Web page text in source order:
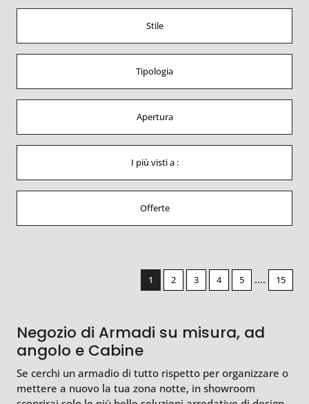
Stile
Tipologia
Apertura
I più visti a :
Offerte
1 2 3 4 5 .... 15
Negozio di Armadi su misura, ad
angolo e Cabine
Se cerchi un armadio di tutto rispetto per organizzare o
mettere a nuovo la tua zona notte, in showroom